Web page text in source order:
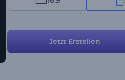
Jetzt Erstellen